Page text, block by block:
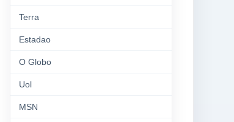
Terra
Estadao
O Globo
Uol
MSN